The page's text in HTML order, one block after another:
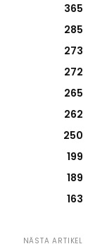
365
285
273
272
265
262
250
199
189
163
NÄSTA ARTIKEL